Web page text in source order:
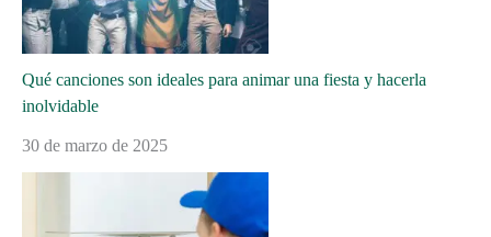
Qué canciones son ideales para animar una fiesta y hacerla
inolvidable
30 de marzo de 2025